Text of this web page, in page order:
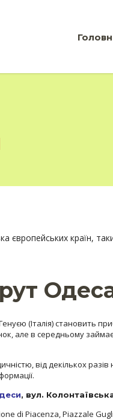
європейських країн,
(Італія) становить
але в середньому
від декількох
, вул.
di Piacenza, Piazzale